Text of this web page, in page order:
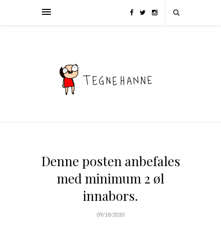
Denne posten anbefales
med minimum 2 øl
innabors.
09/18/2010